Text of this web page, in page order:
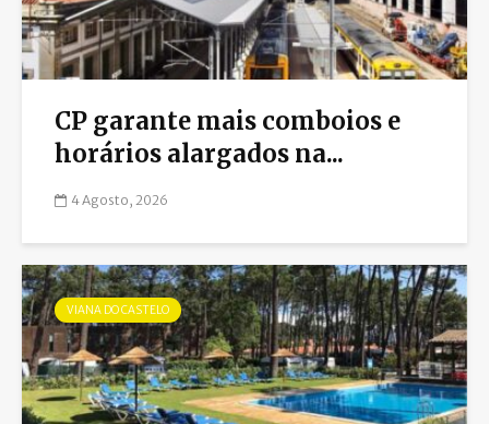
CP garante mais comboios e
horários alargados na...
4 Agosto, 2026
VIANA DO CASTELO